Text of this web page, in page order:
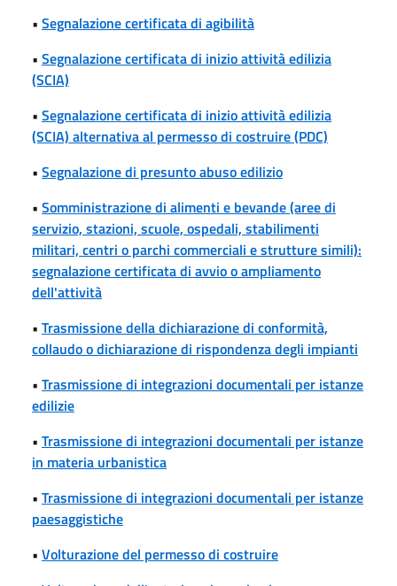
• Segnalazione certificata di agibilità
• Segnalazione certificata di inizio attività edilizia
(SCIA)
• Segnalazione certificata di inizio attività edilizia
(SCIA) alternativa al permesso di costruire (PDC)
• Segnalazione di presunto abuso edilizio
• Somministrazione di alimenti e bevande (aree di
servizio, stazioni, scuole, ospedali, stabilimenti
militari, centri o parchi commerciali e strutture simili):
segnalazione certificata di avvio o ampliamento
dell'attività
• Trasmissione della dichiarazione di conformità,
collaudo o dichiarazione di rispondenza degli impianti
• Trasmissione di integrazioni documentali per istanze
edilizie
• Trasmissione di integrazioni documentali per istanze
in materia urbanistica
• Trasmissione di integrazioni documentali per istanze
paesaggistiche
• Volturazione del permesso di costruire